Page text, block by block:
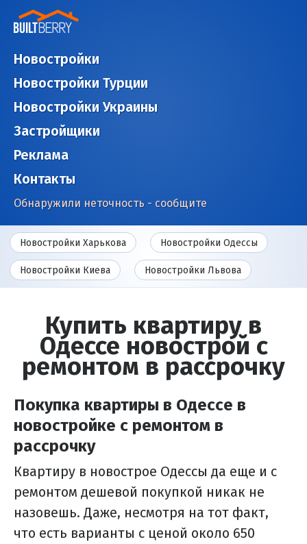
Новостройки
Новостройки Турции
Новостройки Украины
Застройщики
Реклама
Контакты
Обнаружили неточность - сообщите
Новостройки Харькова Новостройки Одессы
Новостройки Киева Новостройки Львова
Купить квартиру в
Одессе новострой с
ремонтом в рассрочку
Покупка квартиры в Одессе в
новостройке с ремонтом в
рассрочку
Квартиру в новострое Одессы да еще и с
ремонтом дешевой покупкой никак не
назовешь. Даже, несмотря на тот факт,
что есть варианты с ценой около 650